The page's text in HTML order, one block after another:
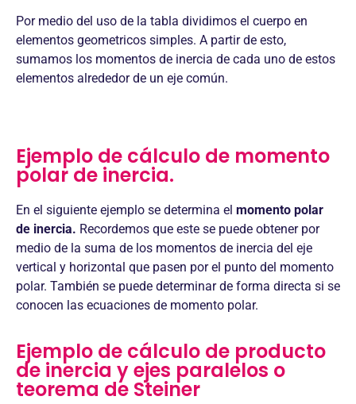
Por medio del uso de la tabla dividimos el cuerpo en
elementos geometricos simples. A partir de esto,
sumamos los momentos de inercia de cada uno de estos
elementos alrededor de un eje común.
Ejemplo de cálculo de momento
polar de inercia.
En el siguiente ejemplo se determina el momento polar
de inercia. Recordemos que este se puede obtener por
medio de la suma de los momentos de inercia del eje
vertical y horizontal que pasen por el punto del momento
polar. También se puede determinar de forma directa si se
conocen las ecuaciones de momento polar.
Ejemplo de cálculo de producto
de inercia y ejes paralelos o
teorema de Steiner